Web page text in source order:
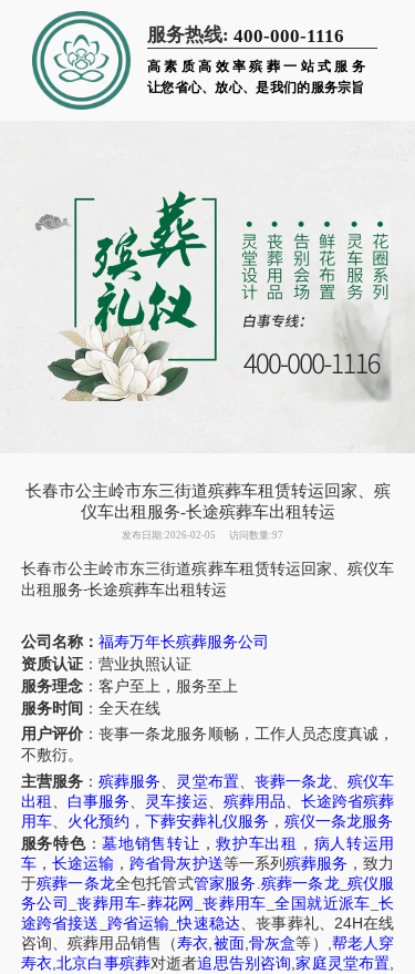
服务热线: 400-000-1116
高素质高效率殡葬一站式服务
让您省心、放心、是我们的服务宗旨
长春市公主岭市东三街道殡葬车租赁转运回家、殡
仪车出租服务-长途殡葬车出租转运
发布日期:2026-02-05 访问数量:97
长春市公主岭市东三街道殡葬车租赁转运回家、殡仪车
出租服务-长途殡葬车出租转运
公司名称： 福寿万年长殡葬服务公司
资质认证：营业执照认证
服务理念：客户至上，服务至上
服务时间 ：全天在线
用户评价 ：丧事一条龙服务 顺畅， 工作人员态度真诚，
不敷衍。
主营服务 ：殡葬服务、 灵堂布置、 丧葬一条龙、殡仪车
出租 、 白事服务、 灵车接运、 殡葬用品、 长途跨省殡葬
用车、 火化预约 ， 下葬安葬礼仪服务 ， 殡仪一条龙服务
服务特色：墓地销售转让 ，救护车出租 ， 病人转运用
车， 长途运输 ，跨省骨灰护送等一系列 殡葬服务 ，致力
于殡葬一条龙全包托管式管家服务 .殡葬一条龙_ 殡仪服
务公司
_丧葬用车-葬花网 丧葬用车 全国就近派车 长
途跨省接送 跨省运输 _快速稳达、丧事葬礼、 24H在线
咨询、殡葬用品销售 （寿衣 被面, 骨灰盒等）
帮老人穿
寿衣 ,北京白事殡葬对逝者追思告别咨询 ,家庭灵堂布置